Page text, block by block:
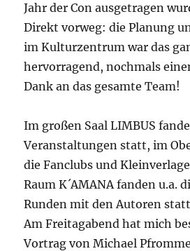
Jahr der Con ausgetragen
Direkt vorweg: die Planung
im Kulturzentrum war das
hervorragend, nochmals
Dank an das gesamte Team!
Im großen Saal LIMBUS
Veranstaltungen statt, im
die Fanclubs und
Raum K´AMANA fanden u.a.
Runden mit den Autoren
Am Freitagabend hat mich
Vortrag von Michael